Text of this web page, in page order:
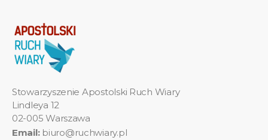
Stowarzyszenie Apostolski Ruch Wiary
Lindleya 12
02-005 Warszawa
Email:biuro@ruchwiary.pl